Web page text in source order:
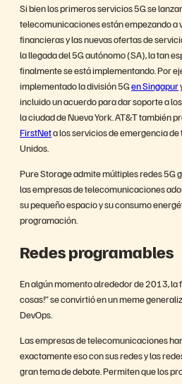
Si bien los primeros servicios 5G se
telecomunicaciones están empezando a
financieras y las nuevas ofertas de
la llegada del 5G autónomo (SA), la tan
finalmente se está implementando. Por
implementado la división 5Gen Singapur
incluido un acuerdo para dar soporte a
la ciudad de Nueva York. AT&T también
FirstNeta los servicios de emergencia de
Unidos.
Pure Storage admite múltiples redes 5G
las empresas de telecomunicaciones
su pequeño espacio y su consumo
programación.
Redes programables
En algún momento alrededor de 2013, la
cosas!” se convirtió en un meme
DevOps.
Las empresas de telecomunicaciones
exactamente eso con sus redes y las
gran tema de debate. Permiten que los